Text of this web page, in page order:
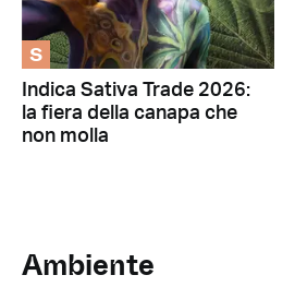
S
Indica Sativa Trade 2026:
la fiera della canapa che
non molla
Ambiente